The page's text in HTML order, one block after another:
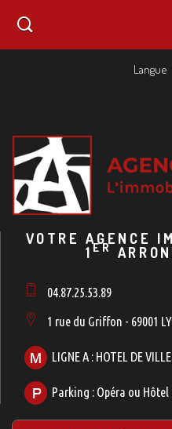
Langue
VOTRE AGENCE
1 ER
04.87.25.53.89
1 rue du Griffon - 69001
LIGNE A : HOTEL DE
Parking : Opéra ou